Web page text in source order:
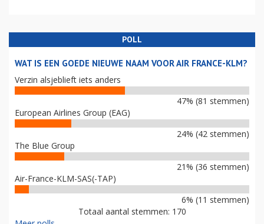
POLL
WAT IS EEN GOEDE NIEUWE NAAM VOOR AIR FRANCE-KLM?
Verzin alsjeblieft iets anders
47% (81 stemmen)
European Airlines Group (EAG)
24% (42 stemmen)
The Blue Group
21% (36 stemmen)
Air-France-KLM-SAS(-TAP)
6% (11 stemmen)
Totaal aantal stemmen: 170